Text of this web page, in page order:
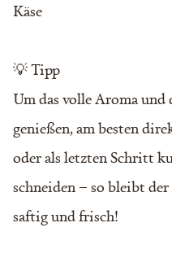
Käse
💡 Tipp
Um das volle Aroma und
genießen, am besten
oder als letzten Schritt
schneiden – so bleibt
saftig und frisch!